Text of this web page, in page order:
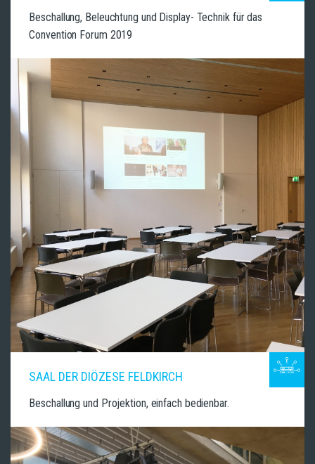
Beschallung, Beleuchtung und Display- Technik für das
Convention Forum 2019
SAAL DER DIÖZESE FELDKIRCH
Beschallung und Projektion, einfach bedienbar.